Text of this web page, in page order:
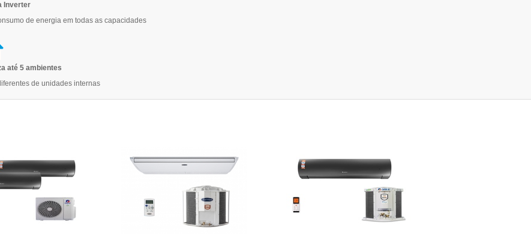
Inverter
de energia em todas as capacidades
até 5 ambientes
de unidades internas